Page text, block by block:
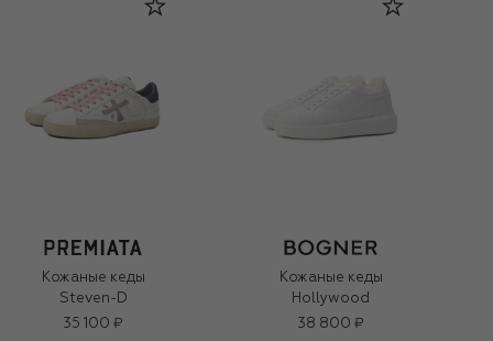
Кожаные кеды
Steven-D
35 100 ₽
Кожаные кеды
Hollywood
38 800 ₽